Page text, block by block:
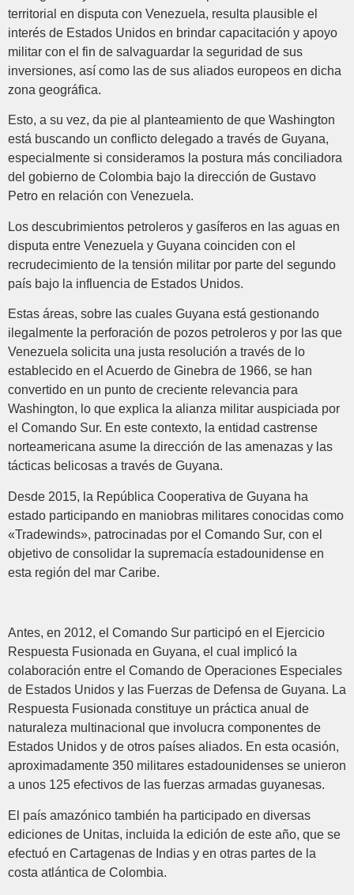
territorial en disputa con Venezuela, resulta plausible el
interés de Estados Unidos en brindar capacitación y apoyo
militar con el fin de salvaguardar la seguridad de sus
inversiones, así como las de sus aliados europeos en dicha
zona geográfica.
Esto, a su vez, da pie al planteamiento de que Washington
está buscando un conflicto delegado a través de Guyana,
especialmente si consideramos la postura más conciliadora
del gobierno de Colombia bajo la dirección de Gustavo
Petro en relación con Venezuela.
Los descubrimientos petroleros y gasíferos en las aguas en
disputa entre Venezuela y Guyana coinciden con el
recrudecimiento de la tensión militar por parte del segundo
país bajo la influencia de Estados Unidos.
Estas áreas, sobre las cuales Guyana está gestionando
ilegalmente la perforación de pozos petroleros y por las que
Venezuela solicita una justa resolución a través de lo
establecido en el Acuerdo de Ginebra de 1966, se han
convertido en un punto de creciente relevancia para
Washington, lo que explica la alianza militar auspiciada por
el Comando Sur. En este contexto, la entidad castrense
norteamericana asume la dirección de las amenazas y las
tácticas belicosas a través de Guyana.
Desde 2015, la República Cooperativa de Guyana ha
estado participando en maniobras militares conocidas como
«Tradewinds», patrocinadas por el Comando Sur, con el
objetivo de consolidar la supremacía estadounidense en
esta región del mar Caribe.
Antes, en 2012, el Comando Sur participó en el Ejercicio
Respuesta Fusionada en Guyana, el cual implicó la
colaboración entre el Comando de Operaciones Especiales
de Estados Unidos y las Fuerzas de Defensa de Guyana. La
Respuesta Fusionada constituye un práctica anual de
naturaleza multinacional que involucra componentes de
Estados Unidos y de otros países aliados. En esta ocasión,
aproximadamente 350 militares estadounidenses se unieron
a unos 125 efectivos de las fuerzas armadas guyanesas.
El país amazónico también ha participado en diversas
ediciones de Unitas, incluida la edición de este año, que se
efectuó en Cartagenas de Indias y en otras partes de la
costa atlántica de Colombia.